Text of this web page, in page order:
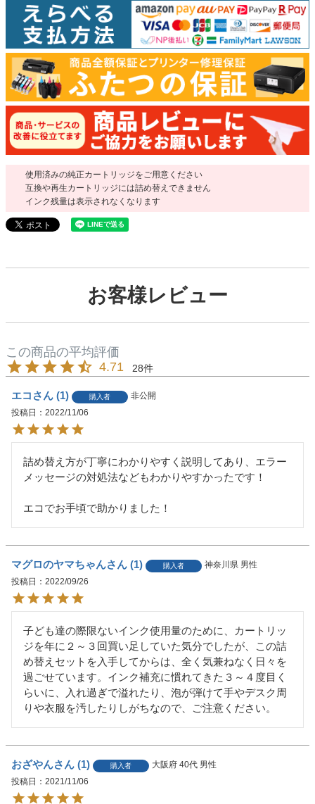
使用済みの純正カートリッジをご用意ください
互換や再生カートリッジには詰め替えできません
インク残量は表示されなくなります
お客様レビュー
4.71 28
エコ 1 購入者
非公開
投稿日
2022/11/06
詰め替え方が丁寧にわかりやすく説明してあり、エラー
メッセージの対処法などもわかりやすかったです！
エコでお手頃で助かりました！
マグロのヤマちゃん 1 購入者 神奈川県 男性
投稿日
2022/09/26
子ども達の際限ないインク使用量のために、カートリッ
ジを年に２～３回買い足していた気分でしたが、この詰
め替えセットを入手してからは、全く気兼ねなく日々を
過ごせています。インク補充に慣れてきた３～４度目く
らいに、入れ過ぎで溢れたり、泡が弾けて手やデスク周
りや衣服を汚したりしがちなので、ご注意ください。
おざやん 1 購入者 大阪府 40代 男性
投稿日
2021/11/06